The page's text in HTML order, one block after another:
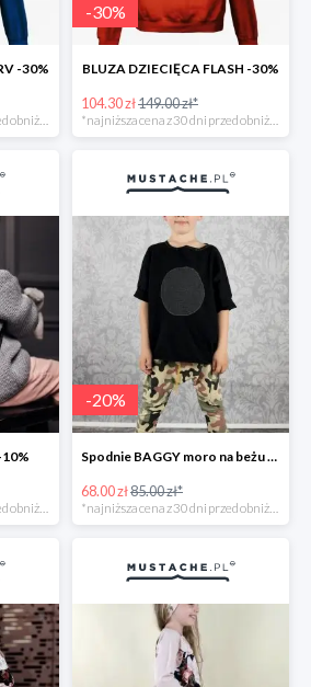
-30%
-30%
BLUZA DZIECIĘCA FLASH -30%
104.30 zł149.00 zł*
*najniższa cena z 30 dni przed obniżką
-20%
Spodnie BAGGY moro na beżu -20%
68.00 zł85.00 zł*
*najniższa cena z 30 dni przed obniżką